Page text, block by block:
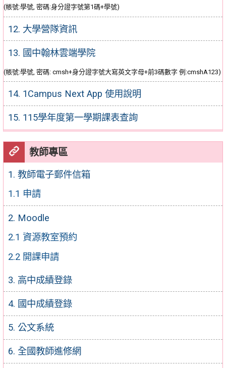
(帳號:學號, 密碼:身分證字號第1碼+學號)
12. 大學營隊資訊
13. 國中翰林雲端學院
(帳號:學號, 密碼: cmsh+身分證字號大寫英文字母+前3碼數字 例:cmshA123)
14. 1Campus Next App 使用說明
15. 115學年度第一學期課表查詢
教師專區
1. 教師電子郵件信箱
1.1 申請
2. Moodle
2.1 資源教室預約
2.2 開課申請
3. 高中成績登錄
4. 國中成績登錄
5. 公文系統
6. 全國教師進修網